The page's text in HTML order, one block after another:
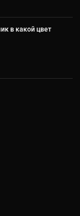
в какой цвет